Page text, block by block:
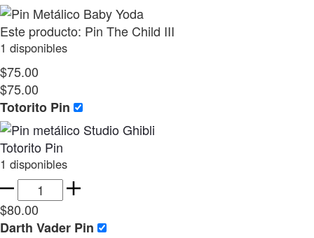
Este producto: Pin The Child III
1 disponibles
$75.00
$75.00
Totorito Pin
Totorito Pin
1 disponibles
Totorito
Pin
cantidad
$80.00
Darth Vader Pin